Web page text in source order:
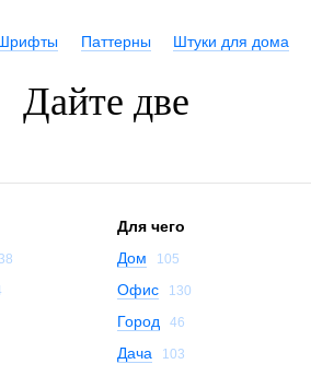
Паттерны Штуки для дома
Дайте две
Для чего
Дом
105
Офис 130
Город 46
Дача 103